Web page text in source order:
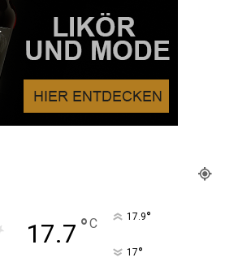
17.7 °C 17.9°
17°